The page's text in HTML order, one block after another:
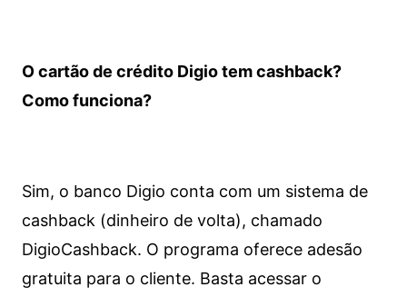
O cartão de crédito Digio tem cashback?
Como funciona?
Sim, o banco Digio conta com um sistema de
cashback (dinheiro de volta), chamado
DigioCashback. O programa oferece adesão
gratuita para o cliente. Basta acessar o